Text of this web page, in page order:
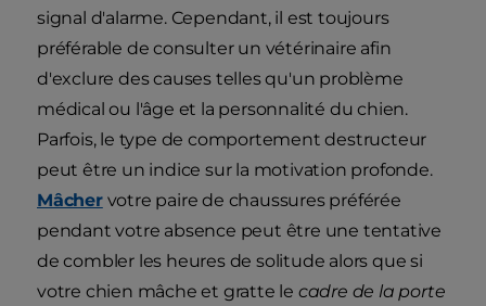
signal d'alarme. Cependant, il est toujours
préférable de consulter un vétérinaire afin
d'exclure des causes telles qu'un problème
médical ou l'âge et la personnalité du chien.
Parfois, le type de comportement destructeur
peut être un indice sur la motivation profonde.
Mâchervotre paire de chaussures préférée
pendant votre absence peut être une tentative
de combler les heures de solitude alors que si
votre chien mâche et gratte le cadre de la porte